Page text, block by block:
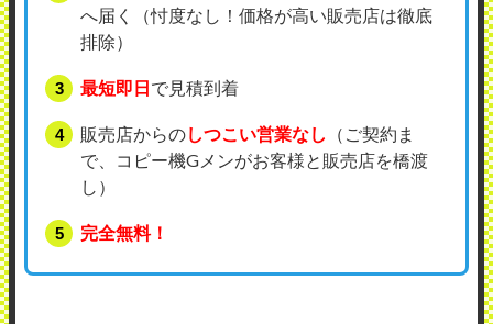
へ届く（忖度なし！価格が高い販売店は徹底
排除）
最短即日で見積到着
販売店からのしつこい営業なし
（ご契約ま
で、コピー機Gメンがお客様と販売店を橋渡
し）
完全無料！